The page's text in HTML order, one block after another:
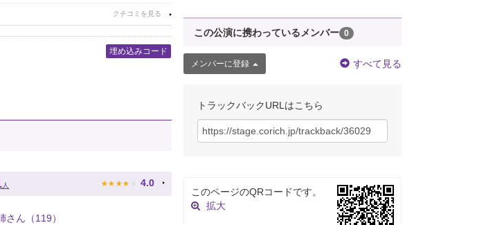
埋め込みコード
人 ★ ★ ★ ★ ★ 4.0
さん（119）
この公演に携わっているメンバー 0
メンバーに登録 すべて見る
トラックバックURLはこちら
このページのQRコードです。
拡大